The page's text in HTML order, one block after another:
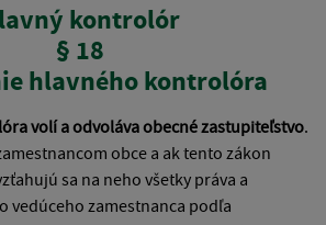
kontrolór
§ 18
hlavného kontrolóra
volí a odvoláva obecné zastupiteľstvo.
obce a ak tento zákon
sa na neho všetky práva a
vedúceho zamestnanca podľa